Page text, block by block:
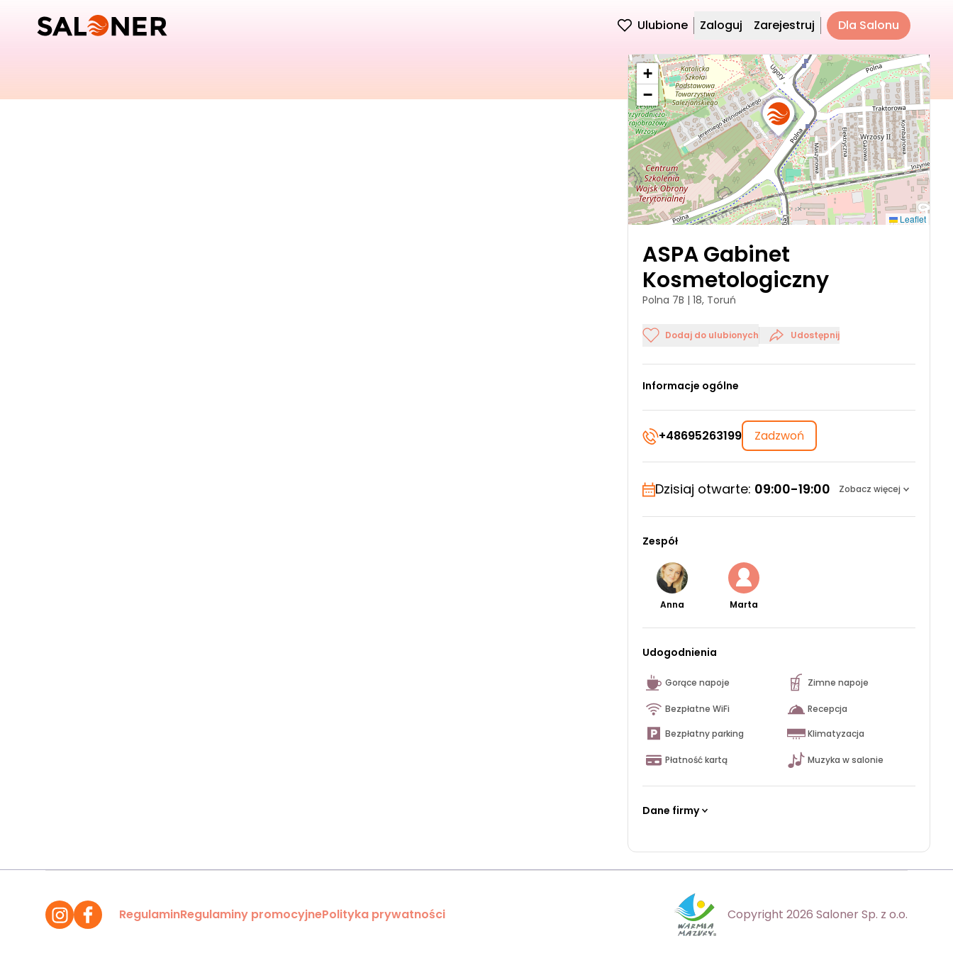
Ulubione Zaloguj Zarejestruj Dla Salonu
+
−
Leaflet
ASPA Gabinet
Kosmetologiczny
Polna 7B | 18, Toruń
Dodaj do ulubionych Udostępnij
Informacje ogólne
+48695263199 Zadzwoń
Dzisiaj otwarte: 09:00-19:00 Zobacz więcej
Zespół
Anna Marta
Udogodnienia
Gorące napoje Zimne napoje
Bezpłatne WiFi Recepcja
Bezpłatny parking Klimatyzacja
Płatność kartą Muzyka w salonie
Dane firmy
RegulaminRegulaminy promocyjnePolityka prywatności Copyright 2026 Saloner Sp. z o.o.